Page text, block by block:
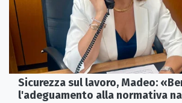
Sicurezza sul lavoro, Madeo:
l'adeguamento alla normativa